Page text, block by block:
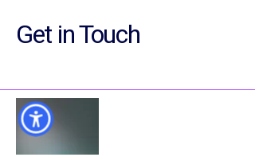
Get in Touch